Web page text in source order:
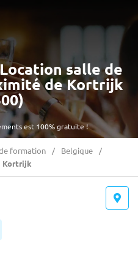
est 100% gratuite !
salle de
de Kortrijk
formation
Belgique
Kortrijk